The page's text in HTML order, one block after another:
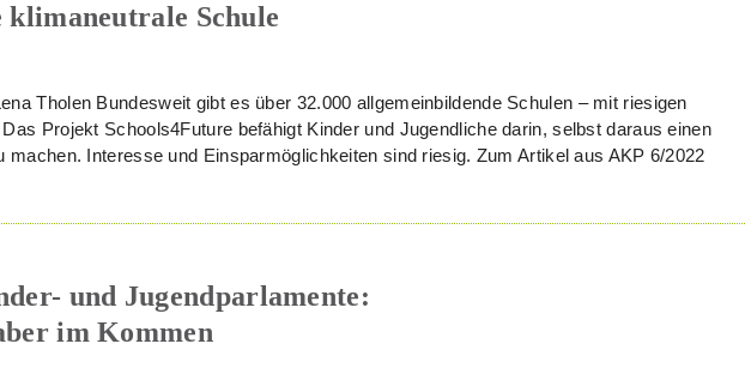
klimaneutrale Schule
Tholen Bundesweit gibt es über 32.000 allgemeinbildende Schulen – mit riesigen
Projekt Schools4Future befähigt Kinder und Jugendliche darin, selbst daraus einen
machen. Interesse und Einsparmöglichkeiten sind riesig. Zum Artikel aus AKP 6/2022
und Jugendparlamente:
im Kommen